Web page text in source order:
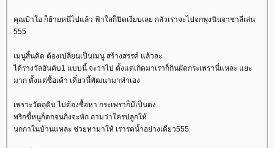
คุณป้าโอ ก็ย้ายหนีไปแล้ว ฟ้าใสก็ปิดเงียบเลย กลัวเราจะไปจกพุงนินจาชาลีเล่น
555
เมนูสิ้นคิด ต้องเปลี่ยนเป็นเมนู สร้างสรรค์ แล้วละ
ได้รางวัลอันดับ1 แบบนี้ จะว่าไป ตั้งแต่เกิดมาเราก็กินผัดกระเพรานี่แหละ แยะ
มาก ตั้งแต่ซื้อเค้า เดี๋ยวนี้พัฒนามาทำเอง
เพราะวัตถุดิบ ไม่ต้องซื้อหา กระเพราก็มีเป็นดง
พริกขี้หนูก็ดกจนกิ่งจะหัก ถามว่าใครปลูกให้
นกกาในบ้านแหละ ช่วยหามาให้ เรารดน้ำอย่างเดียว555